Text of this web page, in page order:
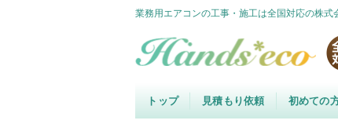
業務用エアコンの工事・施工は全国対応の株式
トップ 見積もり依頼 初めての